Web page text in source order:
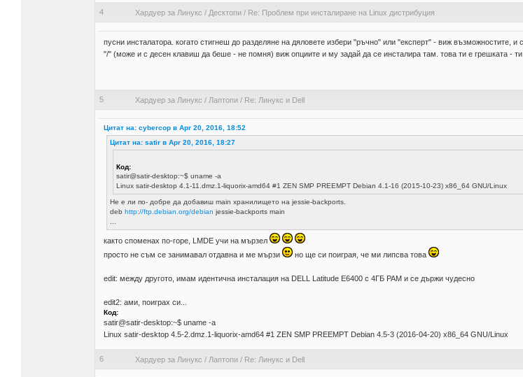
4 Хардуер за Линукс / Десктопи / Re: Проблем при инсталиране на Linux дистрибуция
пусни инсталатора. когато стигнеш до разделяне на дяловете избери "ръчно" или "експерт" - виж възможностите,
"/" (може и с десен клавиш да беше - не помня) виж опциите и му задай да се инсталира там. това ти е грешката -
5 Хардуер за Линукс / Лаптопи / Re: Линукс и Dell
Цитат на: cybercop в Apr 20, 2016, 18:52
Цитат на: satir в Apr 20, 2016, 18:27
Код:
satir@satir-desktop:~$ uname -a
Linux satir-desktop 4.1-11.dmz.1-liquorix-amd64 #1 ZEN SMP PREEMPT Debian 4.1-16 (2015-10-23) x86_64 GNU/Linux
Не е ли по- добре да добавиш main хранилището на jessie-backports.
deb http://ftp.debian.org/debian jessie-backports main
...
както споменах по-горе, LMDE учи на мързел
просто не съм се занимавал отдавна и ме мързи
но ще си поиграя, че ми липсва това
edit: между другото, имам идентична инсталация на DELL Latitude E6400 с 4ГБ РАМ и се държи чудесно
edit2: ами, поиграх си...
Код:
satir@satir-desktop:~$ uname -a
Linux satir-desktop 4.5-2.dmz.1-liquorix-amd64 #1 ZEN SMP PREEMPT Debian 4.5-3 (2016-04-20) x86_64 GNU/Linux
6 Хардуер за Линукс / Лаптопи / Re: Линукс и Dell